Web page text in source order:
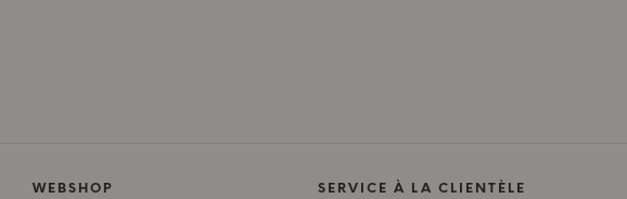
WEBSHOP
SERVICE À LA CLIENTÈLE